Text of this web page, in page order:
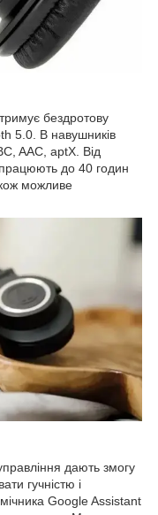
бездротову
5.0. В навушників
AAC, aptX. Від
до 40 годин
можливе
дають змогу
гучністю і
Google Assistant